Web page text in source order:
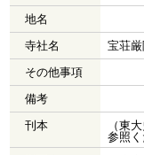
地名
寺社名
宝荘
その他事項
備考
刊本
（東
参照く